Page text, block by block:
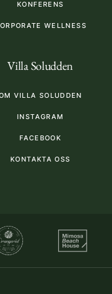
KONFERENS
WELLNESS
Villa Soludden
VILLA SOLUDDEN
INSTAGRAM
FACEBOOK
KONTAKTA OSS